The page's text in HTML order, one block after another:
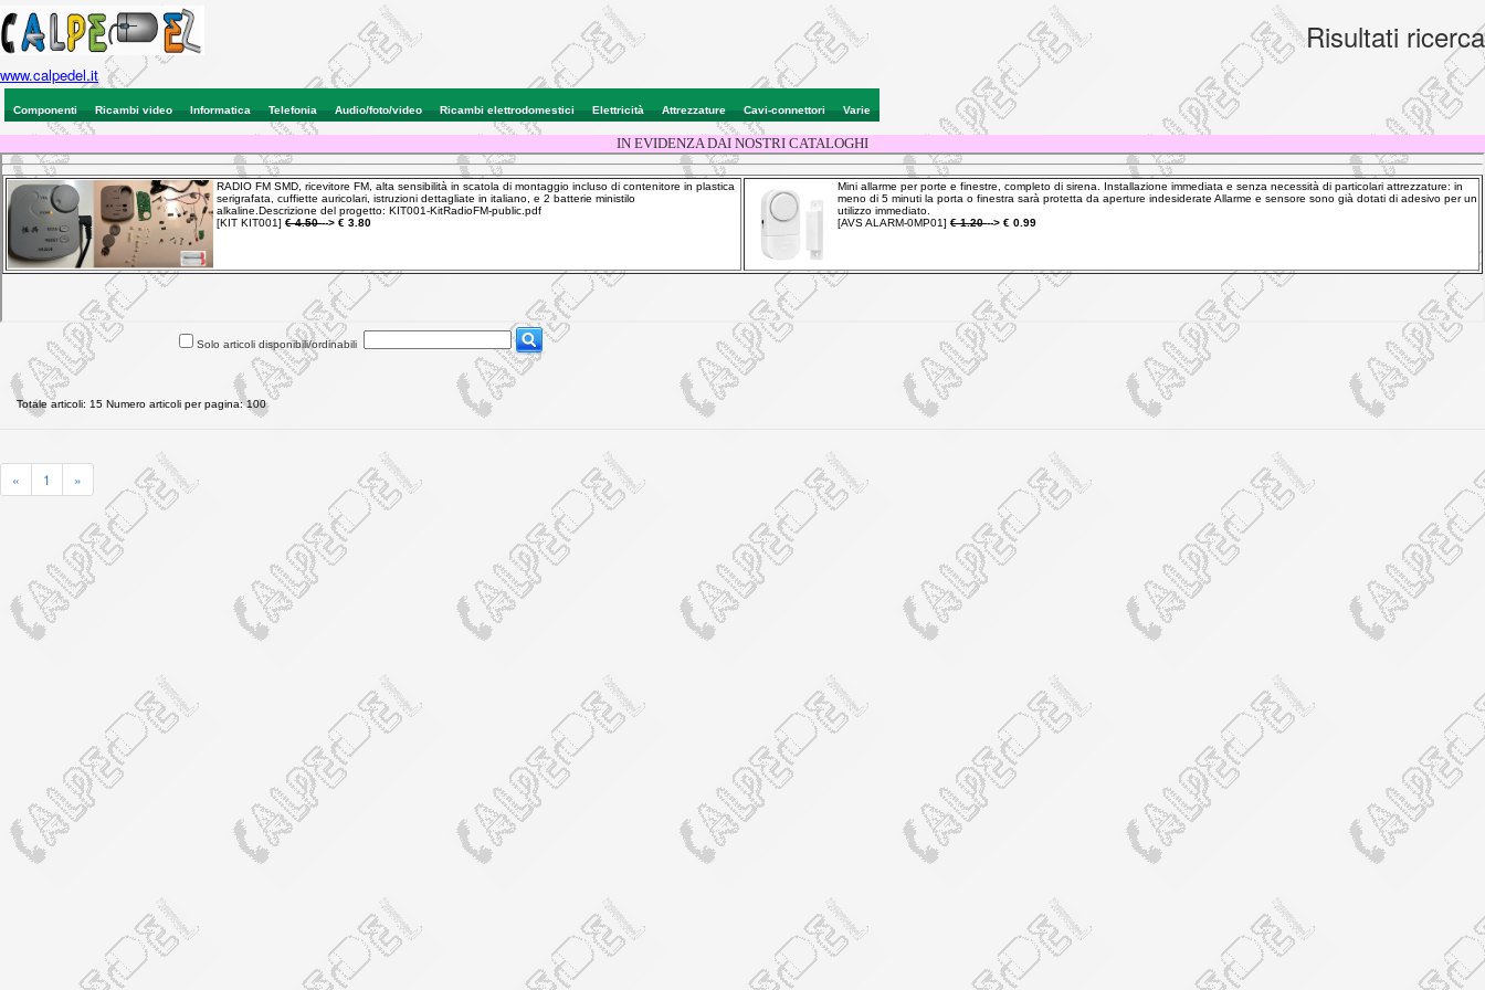
Risultati ricerca
www.calpedel.it
Componenti Ricambi video Informatica Telefonia Audio/foto/video Ricambi elettrodomestici Elettricità Attrezzature Cavi-connettori Varie
IN EVIDENZA DAI NOSTRI CATALOGHI
Solo articoli disponibili/ordinabili
Totale articoli: 15 Numero articoli per pagina: 100
« 1 »